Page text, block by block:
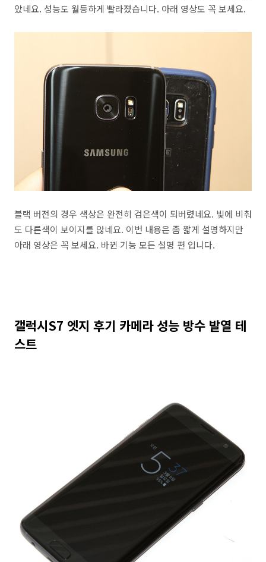
았네요. 성능도 월등하게 빨라졌습니다. 아래 영상도 꼭 보세요.
블랙 버전의 경우 색상은 완전히 검은색이 되버렸네요. 빛에 비춰
도 다른색이 보이지를 않네요. 이번 내용은 좀 짧게 설명하지만
아래 영상은 꼭 보세요. 바뀐 기능 모든 설명 편 입니다.
갤럭시S7 엣지 후기 카메라 성능 방수 발열 테
스트